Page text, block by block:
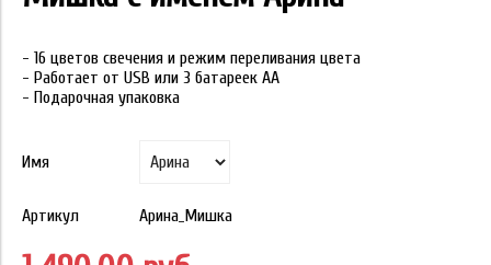
- 16 цветов свечения и режим переливания цвета
- Работает от USB или 3 батареек АА
- Подарочная упаковка
Имя
Артикул Арина_Мишка